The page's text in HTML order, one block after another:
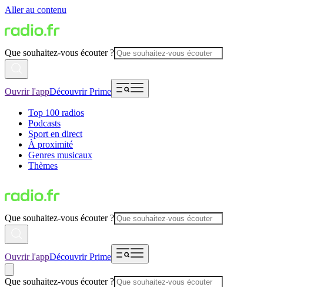
Aller au contenu
Que souhaitez-vous écouter ?
Ouvrir l'appDécouvrir Prime
Top 100 radios
Podcasts
Sport en direct
À proximité
Genres musicaux
Thèmes
Que souhaitez-vous écouter ?
Ouvrir l'appDécouvrir Prime
Que souhaitez-vous écouter ?